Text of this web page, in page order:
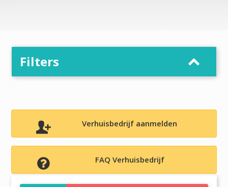
Filters
Verhuisbedrijf aanmelden
FAQ Verhuisbedrijf